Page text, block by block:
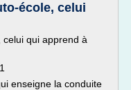
école, celui
qui apprend à
enseigne la conduite